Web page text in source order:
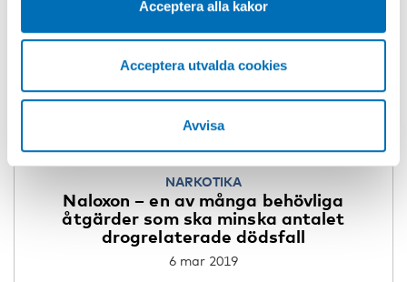
Acceptera alla kakor
Acceptera utvalda cookies
Avvisa
NARKOTIKA
Naloxon – en av många behövliga
åtgärder som ska minska antalet
drogrelaterade dödsfall
6 mar 2019